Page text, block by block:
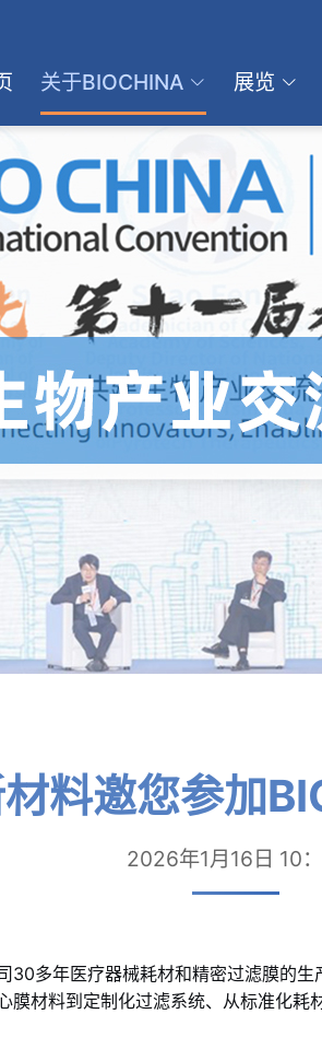
关于BIOCHINA 展览
料邀您参加
2026年1月16日 10
多年医疗器械耗材和精密过滤膜的
材料到定制化过滤系统、从标准化耗